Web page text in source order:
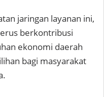
jaringan layanan ini,
berkontribusi
ekonomi daerah
bagi masyarakat